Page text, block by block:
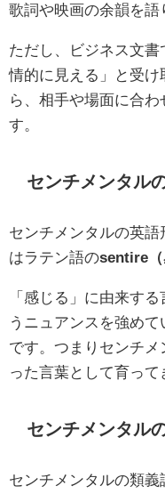
歌詞や映画の余韻を語
ただし、ビジネス文
情的に見える」と受
ら、相手や場面に合
す。
センチメンタル
センチメンタルの英語
はラテン語のsentire（
「感じる」に由来す
うニュアンスを強め
です。つまりセンチ
った言葉として育って
センチメンタル
センチメンタルの類義